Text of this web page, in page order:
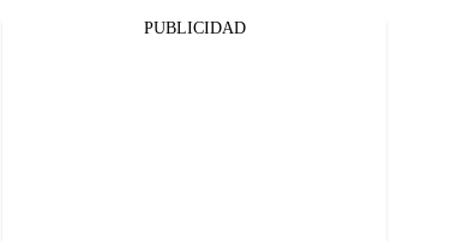
PUBLICIDAD